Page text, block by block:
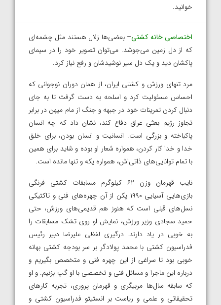
خوانید.
اختصاصی خانه کشتی– بعضی‌ها زلال هستند مثل چشمه‌ای
که از دل زمین می‌جوشد. می‌توان تصویر خود را در سیمای
پاکشان دید و یک دل سیر نوشیدشان و رفع نیاز کرد.
مرد تنهای ورزش و کشتی ایران، از همان دوران نوجوانی که
احساس مسئولیت کرد و اسلحه به دست گرفت تا به جای
دنبال کردن تمرینات خود در جبهه و جنگ از مام میهن در برابر
تجاوز رژیم بعثی عراق دفاع کند، نشان داد که چه انسان
پاکباخته‌ و بزرگی است. انسانیت و انسان بودن، برای خلق
خدا و خدا کار کردن، همواره شعار او بوده و شاید برای همین
با تمام توانایی‌های ذاتی‌اش، همواره یکه و تنها مانده است.
نایب قهرمان وزن ۶۲ کیلوگرم مسابقات کشتی فرنگی
بازی‌هایی آسیایی ۱۹۹۰ پکن از آن چهره‌های فنی و تاکتیکی
نسل‌های قبلی است که هنوز هم قدیمی‌های ورزش، حتی
حمید سجادی وزیر ورزش، نمایش او روی تشک مسابقات را
به خوبی در یاد دارند. درگیری لفظی علیرضا دبیر رئیس
فدراسیون کشتی با محمد پولادگر بر سر بودجه کشتی بهانه
خوبی بود تا سراغی از این چهره فنی و متخصص بگیریم و
درباره این ماجرا و مسائل فنی و تخصصی با او گپ بزنیم. و او
که سابقه سال‌ها مربیگری و قهرمان پروری، تجربه کارهای
تحقیقاتی و علمی و ریاست بر انستیتو فدراسیون کشتی و